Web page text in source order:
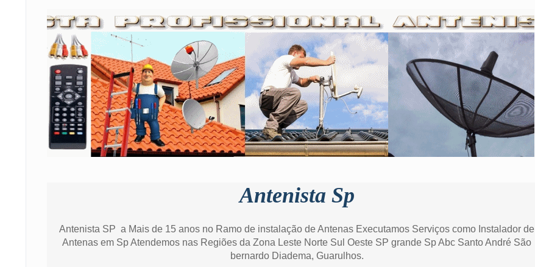
Antenista Sp
Antenista SP a Mais de 15 anos no Ramo de instalação de Antenas Executamos Serviços como Instalador de
Antenas em Sp Atendemos nas Regiões da Zona Leste Norte Sul Oeste SP grande Sp Abc Santo André São
bernardo Diadema, Guarulhos.